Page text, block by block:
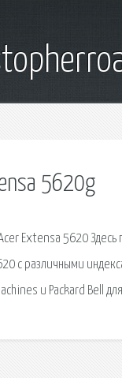
5620g
Extensa 5620 Здесь
с различными
и Packard Bell